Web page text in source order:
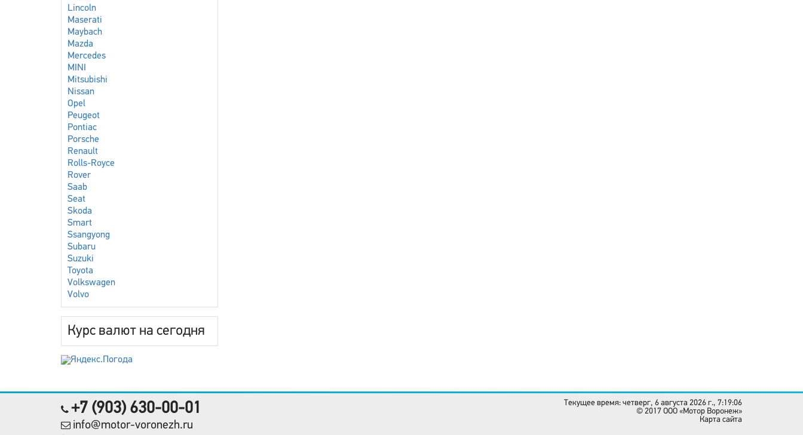
Lincoln
Maserati
Maybach
Mazda
Mercedes
MINI
Mitsubishi
Nissan
Opel
Peugeot
Pontiac
Porsche
Renault
Rolls-Royce
Rover
Saab
Seat
Skoda
Smart
Ssangyong
Subaru
Suzuki
Toyota
Volkswagen
Volvo
Курс валют на сегодня
+7 (903) 630-00-01
info@motor-voronezh.ru
Текущее время: четверг, 6 августа 2026 г., 7:19:06
© 2017 OOO «Мотор Воронеж»
Карта сайта